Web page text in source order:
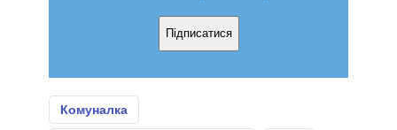
Підписатися
Комуналка